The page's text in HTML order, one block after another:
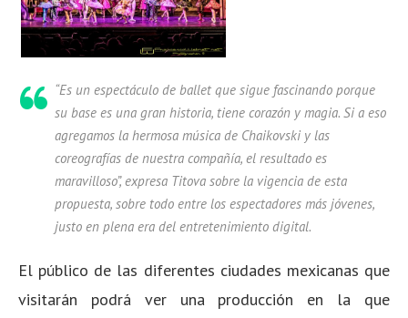
“Es un espectáculo de ballet que sigue fascinando porque
su base es una gran historia, tiene corazón y magia. Si a eso
agregamos la hermosa música de Chaikovski y las
coreografías de nuestra compañía, el resultado es
maravilloso”, expresa Titova sobre la vigencia de esta
propuesta, sobre todo entre los espectadores más jóvenes,
justo en plena era del entretenimiento digital.
El público de las diferentes ciudades mexicanas que
visitarán podrá ver una producción en la que